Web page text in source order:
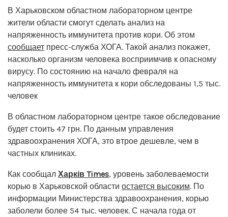
В Харьковском областном лабораторном центре
жители области смогут сделать анализ на
напряженность иммунитета против кори. Об этом
сообщает пресс-служба ХОГА. Такой анализ покажет,
насколько организм человека восприимчив к опасному
вирусу. По состоянию на начало февраля на
напряженность иммунитета к кори обследованы 1,5 тыс.
человек
В областном лабораторном центре такое обследование
будет стоить 47 грн. По данным управления
здравоохранения ХОГА, это втрое дешевле, чем в
частных клиниках.
Как сообщал Харків Times, уровень заболеваемости
корью в Харьковской области остается высоким. По
информации Министерства здравоохранения, корью
заболели более 54 тыс. человек. С начала года от